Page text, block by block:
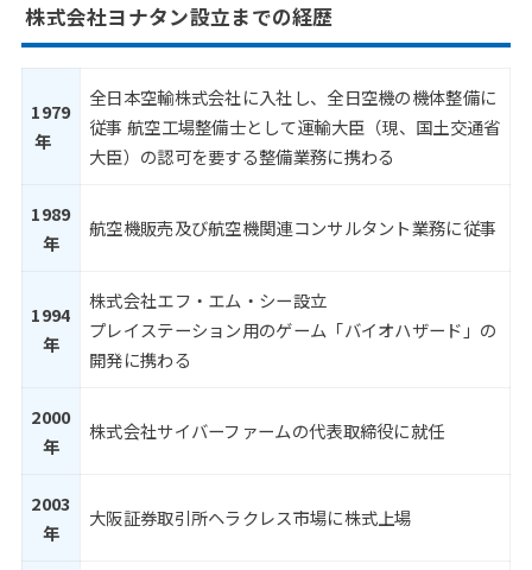
株式会社ヨナタン設立までの経歴
1979
年
全日本空輸株式会社に入社し、全日空機の機体整備に
従事 航空工場整備士として運輸大臣（現、国土交通省
大臣）の認可を要する整備業務に携わる
1989
年
航空機販売及び航空機関連コンサルタント業務に従事
1994
年
株式会社エフ・エム・シー設立
プレイステーション用のゲーム「バイオハザード」の
開発に携わる
2000
年
株式会社サイバーファームの代表取締役に就任
2003
年
大阪証券取引所ヘラクレス市場に株式上場